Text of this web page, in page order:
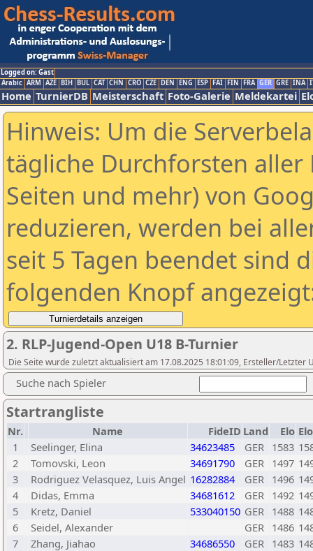
Logged on: Gast
Arabic ARM AZE BIH BUL CAT CHN CRO CZE DEN ENG ESP FAI FIN FRA GER GRE INA
Home TurnierDB Meisterschaft Foto-Galerie Meldekartei
Hinweis: Um die
tägliche Durchforsten aller
Seiten und mehr) von
reduzieren, werden bei
seit 5 Tagen beendet sind
folgenden Knopf
2. RLP-Jugend-Open U18 B-Turnier
Die Seite wurde zuletzt aktualisiert am 17.08.2025 18:01:09, Ersteller/Letzter
Suche nach Spieler
Startrangliste
Nr. Name FideID Land Elo
1
Seelinger, Elina 34623485 GER 1583
2
Tomovski, Leon 34691790 GER 1497
3
Rodriguez Velasquez, Luis Angel 16282884 GER 1496
4
Didas, Emma 34681612 GER 1492
5
Kretz, Daniel 533040150 GER 1488
6
Seidel, Alexander GER 1486
7
Zhang, Jiahao 34686550 GER 1483